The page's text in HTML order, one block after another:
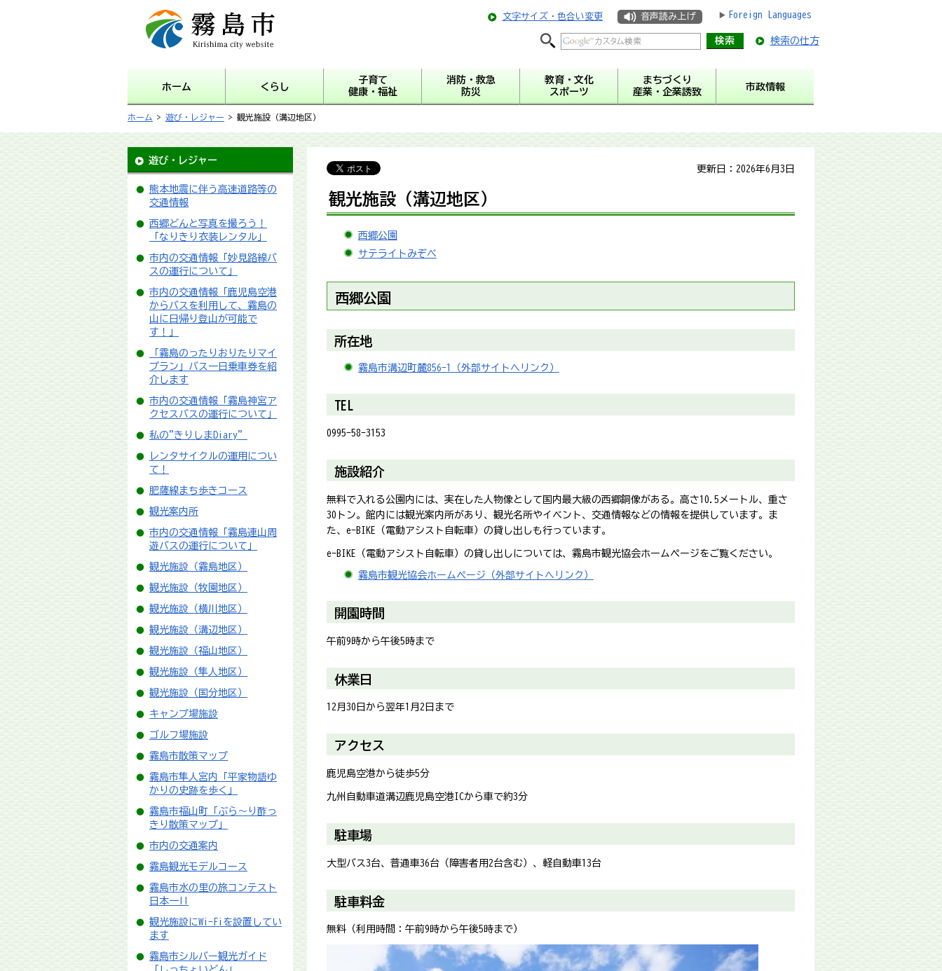
霧島市 Kirishima city
website
文字サイズ・色合い変更 音声読み上げ Foreign Languages
検索の仕方
ホーム くらし
子育て
健康・福祉
消防・救急
防災
教育・文化
スポーツ
まちづくり
産業・企業誘致
市政情報
ホーム > 遊び・レジャー > 観光施設（溝辺地区）
遊び・レジャー
熊本地震に伴う高速道路等の
交通情報
西郷どんと写真を撮ろう！
「なりきり衣装レンタル」
市内の交通情報「妙見路線バ
スの運行について」
市内の交通情報「鹿児島空港
からバスを利用して、霧島の
山に日帰り登山が可能で
す！」
「霧島のったりおりたりマイ
プラン」バス一日乗車券を紹
介します
市内の交通情報「霧島神宮ア
クセスバスの運行について」
私の"きりしまDiary”
レンタサイクルの運用につい
て！
肥薩線まち歩きコース
観光案内所
市内の交通情報「霧島連山周
遊バスの運行について」
観光施設（霧島地区）
観光施設（牧園地区）
観光施設（横川地区）
観光施設（溝辺地区）
観光施設（福山地区）
観光施設（隼人地区）
観光施設（国分地区）
キャンプ場施設
ゴルフ場施設
霧島市散策マップ
霧島市隼人宮内「平家物語ゆ
かりの史跡を歩く」
霧島市福山町「ぶら～り酢っ
きり散策マップ」
市内の交通案内
霧島観光モデルコース
霧島市水の里の旅コンテスト
日本一!!
観光施設にWi-Fiを設置してい
ます
霧島市シルバー観光ガイド
更新日：2026年6月3日
観光施設（溝辺地区）
西郷公園
サテライトみぞべ
西郷公園
所在地
霧島市溝辺町麓856-1（外部サイトへリンク）
TEL
0995-58-3153
施設紹介
無料で入れる公園内には、実在した人物像として国内最大級の西郷銅像がある。高さ10.5メートル、重さ
30トン。館内には観光案内所があり、観光名所やイベント、交通情報などの情報を提供しています。ま
た、e-BIKE（電動アシスト自転車）の貸し出しも行っています。
e-BIKE（電動アシスト自転車）の貸し出しについては、霧島市観光協会ホームページをご覧ください。
霧島市観光協会ホームページ（外部サイトへリンク）
開園時間
午前9時から午後5時まで
休業日
12月30日から翌年1月2日まで
アクセス
鹿児島空港から徒歩5分
九州自動車道溝辺鹿児島空港ICから車で約3分
駐車場
大型バス3台、普通車36台（障害者用2台含む）、軽自動車13台
駐車料金
無料（利用時間：午前9時から午後5時まで）